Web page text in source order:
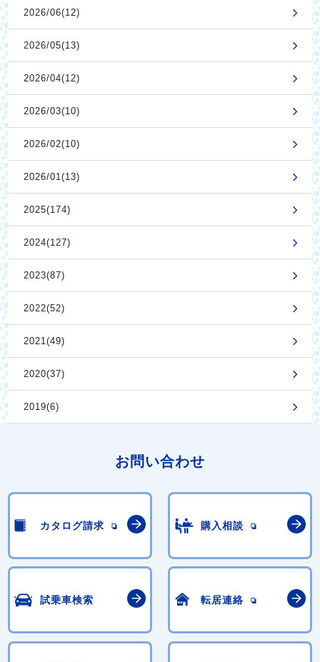
2026/06(12)
2026/05(13)
2026/04(12)
2026/03(10)
2026/02(10)
2026/01(13)
2025(174)
2024(127)
2023(87)
2022(52)
2021(49)
2020(37)
2019(6)
お問い合わせ
カタログ請求 購入相談
試乗車検索 転居連絡